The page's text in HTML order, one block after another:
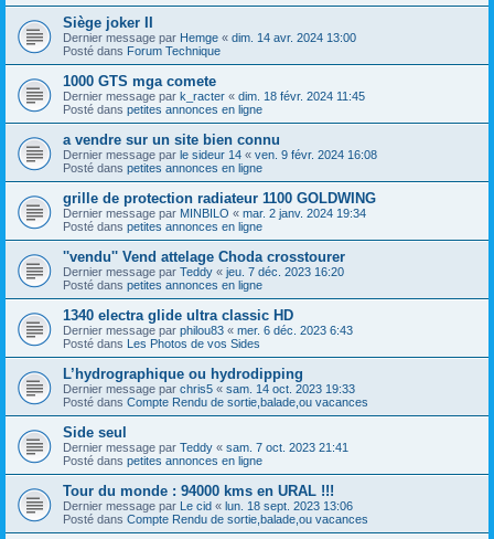
Siège joker II
Dernier message par Hemge « dim. 14 avr. 2024 13:00
Posté dans Forum Technique
1000 GTS mga comete
Dernier message par k_racter « dim. 18 févr. 2024 11:45
Posté dans petites annonces en ligne
a vendre sur un site bien connu
Dernier message par le sideur 14 « ven. 9 févr. 2024 16:08
Posté dans petites annonces en ligne
grille de protection radiateur 1100 GOLDWING
Dernier message par MINBILO « mar. 2 janv. 2024 19:34
Posté dans petites annonces en ligne
''vendu'' Vend attelage Choda crosstourer
Dernier message par Teddy « jeu. 7 déc. 2023 16:20
Posté dans petites annonces en ligne
1340 electra glide ultra classic HD
Dernier message par philou83 « mer. 6 déc. 2023 6:43
Posté dans Les Photos de vos Sides
L’hydrographique ou hydrodipping
Dernier message par chris5 « sam. 14 oct. 2023 19:33
Posté dans Compte Rendu de sortie,balade,ou vacances
Side seul
Dernier message par Teddy « sam. 7 oct. 2023 21:41
Posté dans petites annonces en ligne
Tour du monde : 94000 kms en URAL !!!
Dernier message par Le cid « lun. 18 sept. 2023 13:06
Posté dans Compte Rendu de sortie,balade,ou vacances